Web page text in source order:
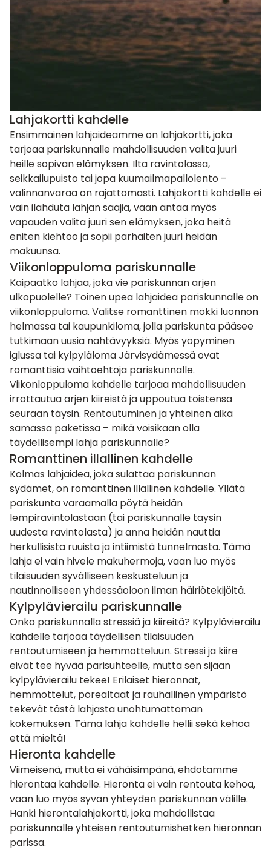
Lahjakortti kahdelle
Ensimmäinen lahjaideamme on lahjakortti, joka
tarjoaa pariskunnalle mahdollisuuden valita juuri
heille sopivan elämyksen. Ilta ravintolassa,
seikkailupuisto tai jopa kuumailmapallolento –
valinnanvaraa on rajattomasti. Lahjakortti kahdelle ei
vain ilahduta lahjan saajia, vaan antaa myös
vapauden valita juuri sen elämyksen, joka heitä
eniten kiehtoo ja sopii parhaiten juuri heidän
makuunsa.
Viikonloppuloma pariskunnalle
Kaipaatko lahjaa, joka vie pariskunnan arjen
ulkopuolelle? Toinen upea lahjaidea pariskunnalle on
viikonloppuloma. Valitse romanttinen mökki luonnon
helmassa tai kaupunkiloma, jolla pariskunta pääsee
tutkimaan uusia nähtävyyksiä. Myös yöpyminen
iglussa tai kylpyläloma Järvisydämessäovat
romanttisia vaihtoehtoja pariskunnalle.
Viikonloppuloma kahdelle tarjoaa mahdollisuuden
irrottautua arjen kiireistä ja uppoutua toistensa
seuraan täysin. Rentoutuminen ja yhteinen aika
samassa paketissa – mikä voisikaan olla
täydellisempi lahja pariskunnalle?
Romanttinen illallinen kahdelle
Kolmas lahjaidea, joka sulattaa pariskunnan
sydämet, on romanttinen illallinen kahdelle. Yllätä
pariskunta varaamalla pöytä heidän
lempiravintolastaan (tai pariskunnalle täysin
uudesta ravintolasta) ja anna heidän nauttia
herkullisista ruuista ja intiimistä tunnelmasta. Tämä
lahja ei vain hivele makuhermoja, vaan luo myös
tilaisuuden syvälliseen keskusteluun ja
nautinnolliseen yhdessäoloon ilman häiriötekijöitä.
Kylpylävierailu pariskunnalle
Onko pariskunnalla stressiä ja kiireitä? Kylpylävierailu
kahdelle tarjoaa täydellisen tilaisuuden
rentoutumiseen ja hemmotteluun. Stressi ja kiire
eivät tee hyvää parisuhteelle, mutta sen sijaan
kylpylävierailu tekee! Erilaiset hieronnat,
hemmottelut, porealtaat ja rauhallinen ympäristö
tekevät tästä lahjasta unohtumattoman
kokemuksen. Tämä lahja kahdelle hellii sekä kehoa
että mieltä!
Hieronta kahdelle
Viimeisenä, mutta ei vähäisimpänä, ehdotamme
hierontaa kahdelle. Hieronta ei vain rentouta kehoa,
vaan luo myös syvän yhteyden pariskunnan välille.
Hanki hierontalahjakortti, joka mahdollistaa
pariskunnalle yhteisen rentoutumishetken hieronnan
parissa.